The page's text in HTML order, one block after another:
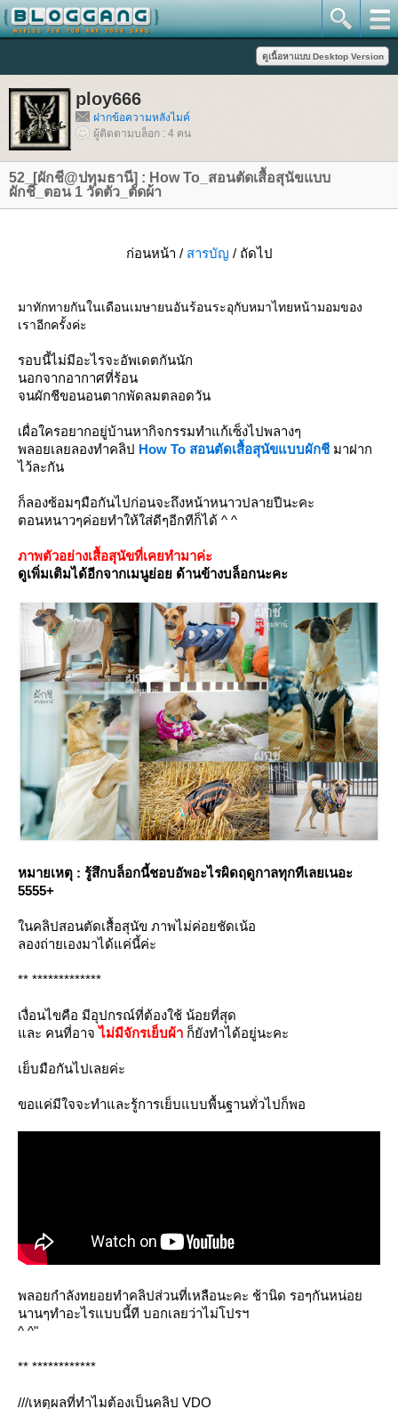
ploy666
ฝากข้อความหลังไมค์
ผู้ติดตามบล็อก : 4 คน
52_[ผักชี@ปทุมธานี] : How To_สอนตัดเสื้อสุนัขแบบ
ผักชี_ตอน 1 วัดตัว_ตัดผ้า
ก่อนหน้า / สารบัญ / ถัดไป
มาทักทายกันในเดือนเมษายนอันร้อนระอุกับหมาไทยหน้ามอมของ
เราอีกครั้งค่ะ
รอบนี้ไม่มีอะไรจะอัพเดตกันนัก
นอกจากอากาศที่ร้อน
จนผักชีขอนอนตากพัดลมตลอดวัน
เผื่อใครอยากอยู่บ้านหากิจกรรมทำแก้เซ็งไปพลางๆ
พลอยเลยลองทำคลิป How To สอนตัดเสื้อสุนัขแบบผักชีมาฝาก
ไว้ละกัน
ก็ลองซ้อมๆมือกันไปก่อนจะถึงหน้าหนาวปลายปีนะคะ
ตอนหนาวๆค่อยทำให้ใส่ดีๆอีกทีก็ได้ ^ ^
ภาพตัวอย่างเสื้อสุนัขที่เคยทำมาค่ะ
ดูเพิ่มเติมได้อีกจากเมนูย่อย ด้านข้างบล็อกนะคะ
หมายเหตุ : รู้สึกบล็อกนี้ชอบอัพอะไรผิดฤดูกาลทุกทีเลยเนอะ
5555+
นคลิปสอนตัดเสื้อสุนัข ภาพไม่ค่อยชัดเน้อ
ลองถ่ายเองมาได้แค่นี้ค่ะ
** *************
เงื่อนไขคือ มีอุปกรณ์ที่ต้องใช้ น้อยที่สุด
ละ คนที่อาจไม่มีจักรเย็บผ้า ก็ยังทำได้อยู่นะคะ
เย็บมือกันไปเลยค่ะ
ขอแค่มีใจจะทำและรู้การเย็บแบบพื้นฐานทั่วไปก็พอ
พลอยกำลังทยอยทำคลิปส่วนที่เหลือนะคะ ช้านิด รอๆกันหน่อ
นานๆทำอะไรแบบนี้ที บอกเลยว่าไม่โปรฯ
^ ^"
** ************
///เหตุผลที่ทำไมต้องเป็นคลิป VDO